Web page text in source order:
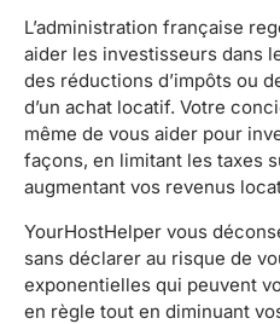
L’administration française
aider les investisseurs dans
des réductions d’impôts ou
d’un achat locatif. Votre
même de vous aider pour
façons, en limitant les taxes
augmentant vos revenus
YourHostHelper vous
sans déclarer au risque de
exponentielles qui peuvent
en règle tout en diminuant